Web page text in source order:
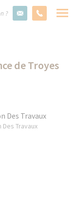
?
de Troyes
Travaux